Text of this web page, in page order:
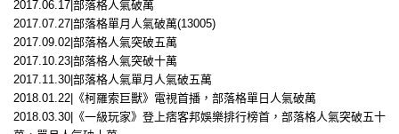
2017.06.17|部落格人氣破萬
2017.07.27|部落格單月人氣破萬(13005)
2017.09.02|部落格人氣突破五萬
2017.10.23|部落格人氣突破十萬
2017.11.30|部落格人氣單月人氣破五萬
2018.01.22|《柯羅索巨獸》電視首播，部落格單日人氣破萬
2018.03.30|《一級玩家》登上痞客邦娛樂排行榜首，部落格人氣突破五十